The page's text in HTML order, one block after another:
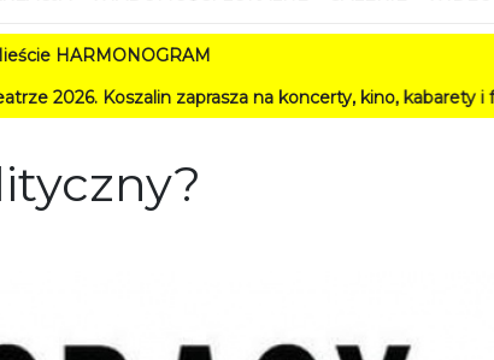
zaprasza na koncerty, kino, kabarety i festiwale